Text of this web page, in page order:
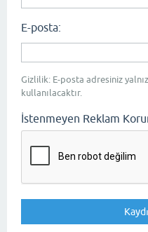
E-posta:
Gizlilik: E-posta adresiniz
kullanılacaktır.
İstenmeyen Reklam